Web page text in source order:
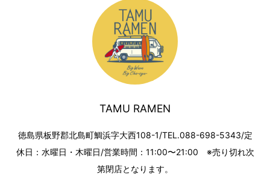
TAMU RAMEN
徳島県板野郡北島町鯛浜字大西108-1/TEL.088-698-5343/定
休日：水曜日・木曜日/営業時間：11:00〜21:00 ※売り切れ次
第閉店となります。